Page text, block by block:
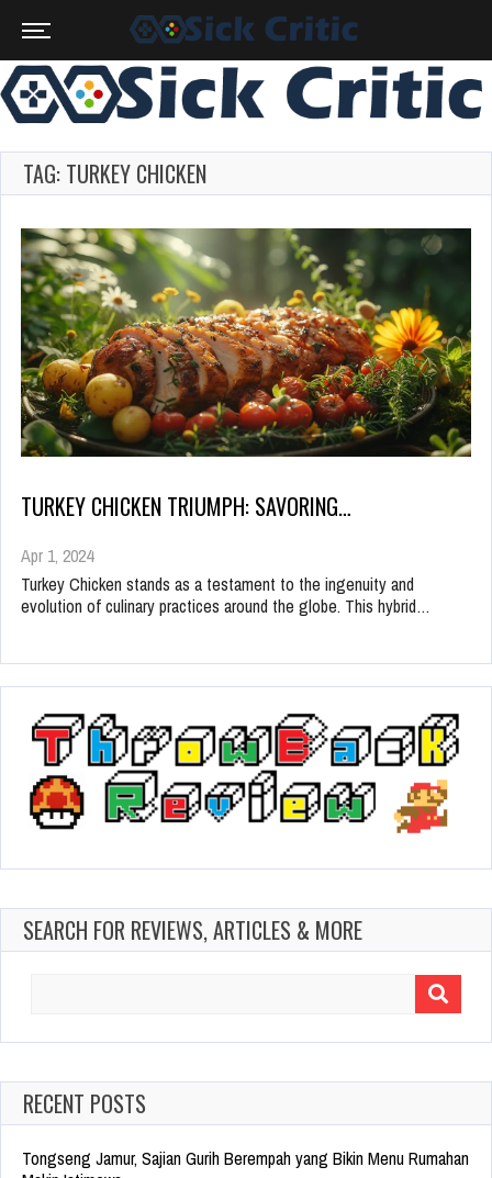
TAG: TURKEY CHICKEN
TURKEY CHICKEN TRIUMPH: SAVORING…
Apr 1, 2024
Turkey Chicken stands as a testament to the ingenuity and
evolution of culinary practices around the globe. This hybrid…
SEARCH FOR REVIEWS, ARTICLES & MORE
RECENT POSTS
Tongseng Jamur, Sajian Gurih Berempah yang Bikin Menu Rumahan